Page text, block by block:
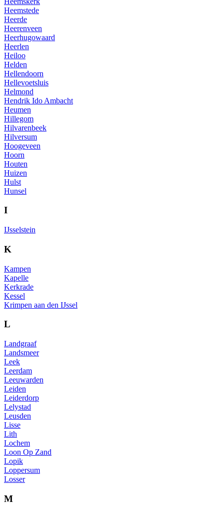
Heemstede
Heerde
Heerenveen
Heerhugowaard
Heerlen
Heiloo
Helden
Hellendoorn
Hellevoetsluis
Helmond
Hendrik Ido Ambacht
Heumen
Hillegom
Hilvarenbeek
Hilversum
Hoogeveen
Hoorn
Houten
Huizen
Hulst
Hunsel
I
IJsselstein
K
Kampen
Kapelle
Kerkrade
Kessel
Krimpen aan den IJssel
L
Landgraaf
Landsmeer
Leek
Leerdam
Leeuwarden
Leiden
Leiderdorp
Lelystad
Leusden
Lisse
Lith
Lochem
Loon Op Zand
Lopik
Loppersum
Losser
M